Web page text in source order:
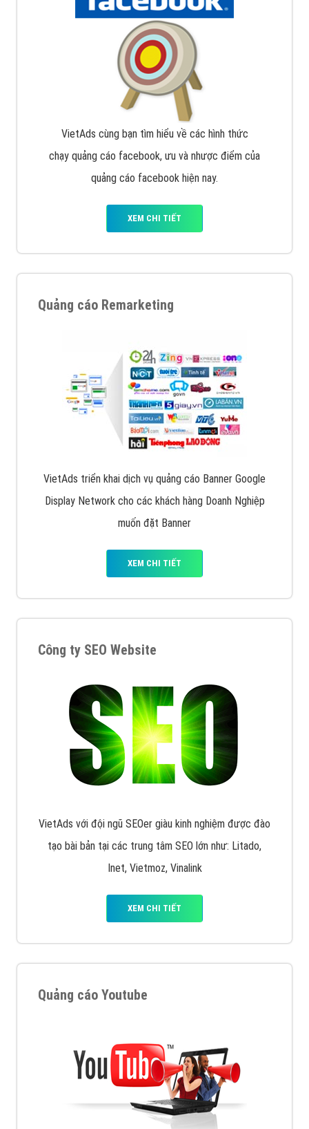
VietAds cùng bạn tìm hiểu về các hình thức
chạy quảng cáo facebook, ưu và nhược điểm của
quảng cáo facebook hiện nay.
XEM CHI TIẾT
Quảng cáo Remarketing
VietAds triển khai dịch vụ quảng cáo Banner Google
Display Network cho các khách hàng Doanh Nghiệp
muốn đặt Banner
XEM CHI TIẾT
Công ty SEO Website
VietAds với đội ngũ SEOer giàu kinh nghiệm được đào
tạo bài bản tại các trung tâm SEO lớn như: Litado,
Inet, Vietmoz, Vinalink
XEM CHI TIẾT
Quảng cáo Youtube